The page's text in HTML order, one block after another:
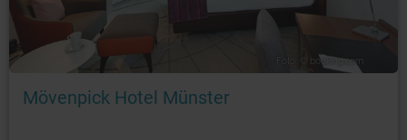
Foto: © booking.com
Mövenpick Hotel Münster